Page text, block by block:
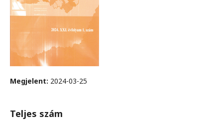
Megjelent: 2024-03-25
Teljes szám